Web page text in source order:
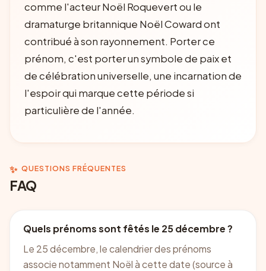
comme l'acteur Noël Roquevert ou le
dramaturge britannique Noël Coward ont
contribué à son rayonnement. Porter ce
prénom, c'est porter un symbole de paix et
de célébration universelle, une incarnation de
l'espoir qui marque cette période si
particulière de l'année.
✨ QUESTIONS FRÉQUENTES
FAQ
Quels prénoms sont fêtés le 25 décembre ?
Le 25 décembre, le calendrier des prénoms
associe notamment Noël à cette date (source à